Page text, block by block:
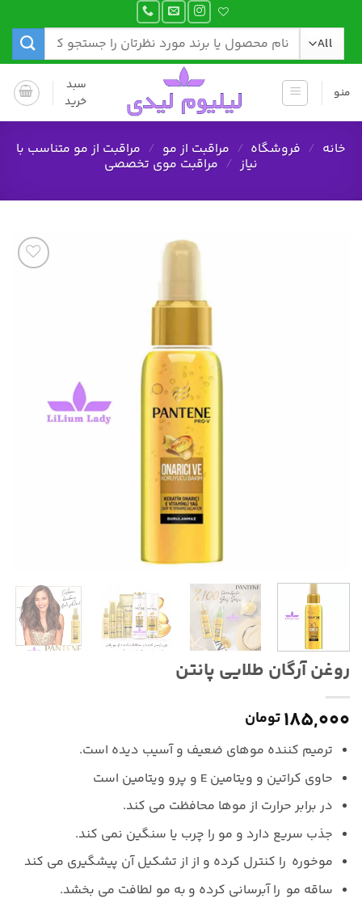
content
جستجو
منو
سبد
خرید
خانه / فروشگاه / مراقبت از مو / مراقبت از مو متناسب با
نیاز / مراقبت موی تخصصی
روغن آرگان طلایی پانتن
۱۸۵,۰۰۰تومان
ترمیم کننده موهای ضعیف و آسیب دیده است.
حاوی کراتین و ویتامین E و پرو ویتامین است
در برابر حرارت از موها محافظت می کند.
جذب سریع دارد و مو را چرب یا سنگین نمی کند.
موخوره را کنترل کرده و از از تشکیل آن پیشگیری می کند
ساقه مو را آبرسانی کرده و به مو لطافت می بخشد.